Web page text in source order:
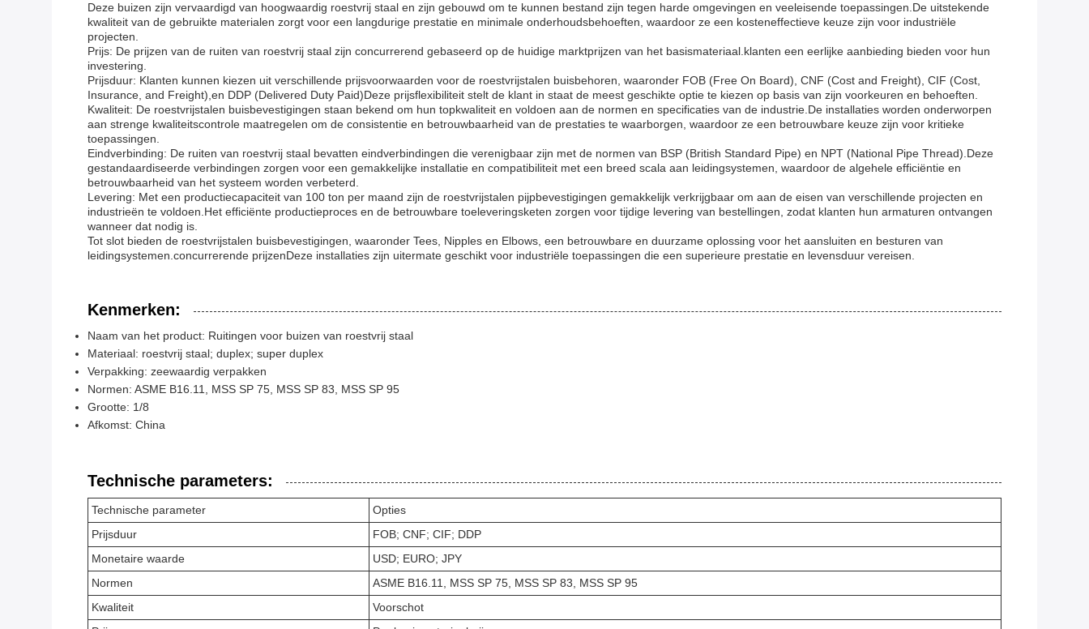
Deze buizen zijn vervaardigd van hoogwaardig roestvrij staal en zijn gebouwd om te kunnen bestand zijn tegen harde omgevingen en veeleisende toepassingen.De uitstekende
kwaliteit van de gebruikte materialen zorgt voor een langdurige prestatie en minimale onderhoudsbehoeften, waardoor ze een kosteneffectieve keuze zijn voor industriële
projecten.
Prijs: De prijzen van de ruiten van roestvrij staal zijn concurrerend gebaseerd op de huidige marktprijzen van het basismateriaal.klanten een eerlijke aanbieding bieden voor hun
investering.
Prijsduur: Klanten kunnen kiezen uit verschillende prijsvoorwaarden voor de roestvrijstalen buisbehoren, waaronder FOB (Free On Board), CNF (Cost and Freight), CIF (Cost,
Insurance, and Freight),en DDP (Delivered Duty Paid)Deze prijsflexibiliteit stelt de klant in staat de meest geschikte optie te kiezen op basis van zijn voorkeuren en behoeften.
Kwaliteit: De roestvrijstalen buisbevestigingen staan bekend om hun topkwaliteit en voldoen aan de normen en specificaties van de industrie.De installaties worden onderworpen
aan strenge kwaliteitscontrole maatregelen om de consistentie en betrouwbaarheid van de prestaties te waarborgen, waardoor ze een betrouwbare keuze zijn voor kritieke
toepassingen.
Eindverbinding: De ruiten van roestvrij staal bevatten eindverbindingen die verenigbaar zijn met de normen van BSP (British Standard Pipe) en NPT (National Pipe Thread).Deze
gestandaardiseerde verbindingen zorgen voor een gemakkelijke installatie en compatibiliteit met een breed scala aan leidingsystemen, waardoor de algehele efficiëntie en
betrouwbaarheid van het systeem worden verbeterd.
Levering: Met een productiecapaciteit van 100 ton per maand zijn de roestvrijstalen pijpbevestigingen gemakkelijk verkrijgbaar om aan de eisen van verschillende projecten en
industrieën te voldoen.Het efficiënte productieproces en de betrouwbare toeleveringsketen zorgen voor tijdige levering van bestellingen, zodat klanten hun armaturen ontvangen
wanneer dat nodig is.
Tot slot bieden de roestvrijstalen buisbevestigingen, waaronder Tees, Nipples en Elbows, een betrouwbare en duurzame oplossing voor het aansluiten en besturen van
leidingsystemen.concurrerende prijzenDeze installaties zijn uitermate geschikt voor industriële toepassingen die een superieure prestatie en levensduur vereisen.
Kenmerken:
Naam van het product: Ruitingen voor buizen van roestvrij staal
Materiaal: roestvrij staal; duplex; super duplex
Verpakking: zeewaardig verpakken
Normen: ASME B16.11, MSS SP 75, MSS SP 83, MSS SP 95
Grootte: 1/8
Afkomst: China
Technische parameters:
Technische parameter
Opties
Prijsduur
FOB; CNF; CIF; DDP
Monetaire waarde
USD; EURO; JPY
Normen
ASME B16.11, MSS SP 75, MSS SP 83, MSS SP 95
Kwaliteit
Voorschot